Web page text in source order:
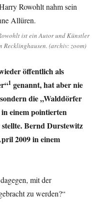
ist ein Autor und Künstler
(archiv: zoom)
öffentlich als
1 genannt, hat aber nie
die „Walddörfer
einem pointierten
Bernd Durstewitz
2009 in einem
mit der
zu werden?“